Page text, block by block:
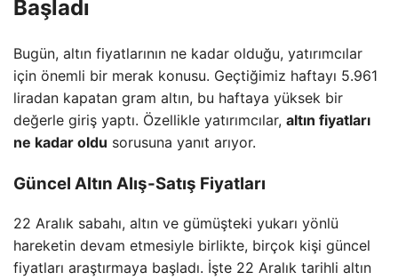
Başladı
Bugün, altın fiyatlarının ne kadar olduğu, yatırımcılar
için önemli bir merak konusu. Geçtiğimiz haftayı 5.961
liradan kapatan gram altın, bu haftaya yüksek bir
değerle giriş yaptı. Özellikle yatırımcılar, altın fiyatları
ne kadar oldu sorusuna yanıt arıyor.
Güncel Altın Alış-Satış Fiyatları
22 Aralık sabahı, altın ve gümüşteki yukarı yönlü
hareketin devam etmesiyle birlikte, birçok kişi güncel
fiyatları araştırmaya başladı. İşte 22 Aralık tarihli altın